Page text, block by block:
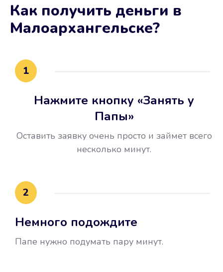
Не потребовались справки, залоги
и поручители. Папа вам доверяет.
воспользовались бесплатной
это открыло новые возможности в
Как получить деньги в
Малоархангельске?
1
Нажмите кнопку «Занять у
Папы»
Оставить заявку очень просто и займет всего
несколько минут.
2
Немного подождите
Папе нужно подумать пару минут.